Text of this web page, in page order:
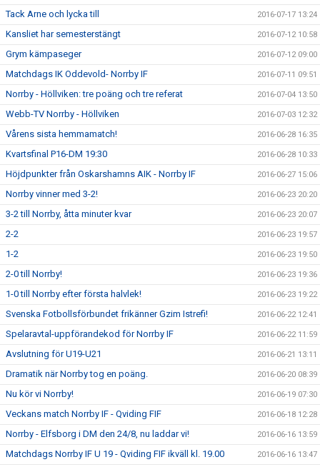
Tack Arne och lycka till 2016-07-17 13:24
Kansliet har semesterstängt 2016-07-12 10:58
Grym kämpaseger 2016-07-12 09:00
Matchdags IK Oddevold- Norrby IF 2016-07-11 09:51
Norrby - Höllviken: tre poäng och tre referat 2016-07-04 13:50
Webb-TV Norrby - Höllviken 2016-07-03 12:32
Vårens sista hemmamatch! 2016-06-28 16:35
Kvartsfinal P16-DM 19:30 2016-06-28 10:33
Höjdpunkter från Oskarshamns AIK - Norrby IF 2016-06-27 15:06
Norrby vinner med 3-2! 2016-06-23 20:20
3-2 till Norrby, åtta minuter kvar 2016-06-23 20:07
2-2 2016-06-23 19:57
1-2 2016-06-23 19:50
2-0 till Norrby! 2016-06-23 19:36
1-0 till Norrby efter första halvlek! 2016-06-23 19:22
Svenska Fotbollsförbundet frikänner Gzim Istrefi! 2016-06-22 12:41
Spelaravtal-uppförandekod för Norrby IF 2016-06-22 11:59
Avslutning för U19-U21 2016-06-21 13:11
Dramatik när Norrby tog en poäng. 2016-06-20 08:39
Nu kör vi Norrby! 2016-06-19 07:30
Veckans match Norrby IF - Qviding FIF 2016-06-18 12:28
Norrby - Elfsborg i DM den 24/8, nu laddar vi! 2016-06-16 13:59
Matchdags Norrby IF U 19 - Qviding FIF ikväll kl. 19.00 2016-06-16 13:47